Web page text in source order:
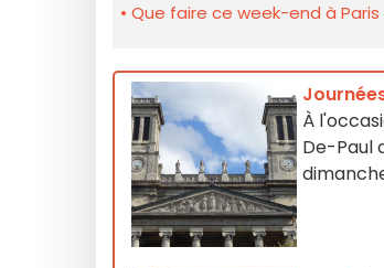
Que faire ce week-end à
À
De-Paul